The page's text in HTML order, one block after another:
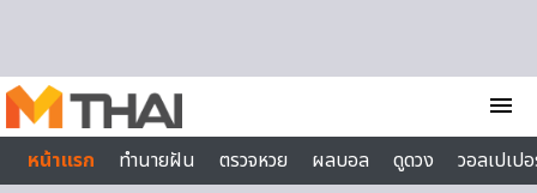
menu
หน้าแรก
ทำนายฝัน ตรวจหวย ผลบอล ดูดวง
วอลเปเป